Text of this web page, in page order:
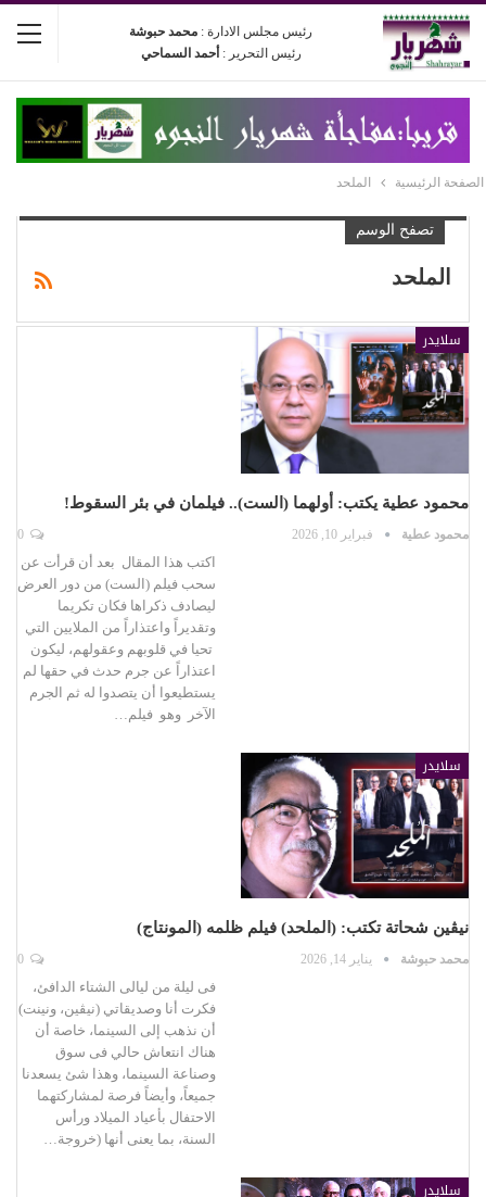
رئيس مجلس الادارة : محمد حبوشة
رئيس التحرير : أحمد السماحي
الصفحة الرئيسية الملحد
تصفح الوسم
الملحد
سلايدر
محمود عطية يكتب: أولهما (الست).. فيلمان في بئر السقوط!
محمود عطية فبراير 10, 2026
اكتب هذا المقال بعد أن قرأت عن
سحب فيلم (الست) من دور العرض
ليصادف ذكراها فكان تكريما
وتقديراً واعتذاراً من الملايين التي
تحيا في قلوبهم وعقولهم، ليكون
اعتذاراً عن جرم حدث في حقها لم
يستطيعوا أن يتصدوا له ثم الجرم
الآخر وهو فيلم…
سلايدر
نيڤين شحاتة تكتب: (الملحد) فيلم ظلمه (المونتاج)
محمد حبوشة يناير 14, 2026
فى ليلة من ليالى الشتاء الدافئ،
فكرت أنا وصديقاتي (نيڤين، ونينت)
أن نذهب إلى السينما، خاصة أن
هناك انتعاش حالي فى سوق
وصناعة السينما، وهذا شئ يسعدنا
جميعاً، وأيضاً فرصة لمشاركتهما
الاحتفال بأعياد الميلاد ورأس
السنة، بما يعنى أنها (خروجة…
سلايدر